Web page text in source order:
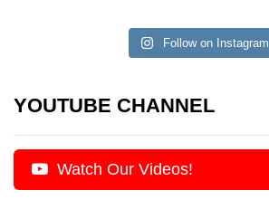
Follow on Instagram
YOUTUBE CHANNEL
Watch Our Videos!